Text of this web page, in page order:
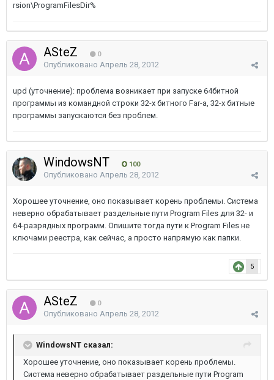
rsion\ProgramFilesDir%
ASteZ 0
Опубликовано Апрель 28, 2012
upd (уточнение): проблема возникает при запуске 64битной
программы из командной строки 32-х битного Far-а, 32-х битные
программы запускаются без проблем.
WindowsNT 100
Опубликовано Апрель 28, 2012
Хорошее уточнение, оно показывает корень проблемы. Система
неверно обрабатывает раздельные пути Program Files для 32- и
64-разрядных программ. Опишите тогда пути к Program Files не
ключами реестра, как сейчас, а просто напрямую как папки.
5
ASteZ 0
Опубликовано Апрель 28, 2012
WindowsNT сказал:
Хорошее уточнение, оно показывает корень проблемы.
Система неверно обрабатывает раздельные пути Program